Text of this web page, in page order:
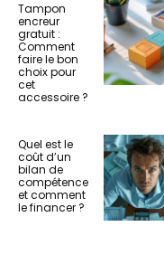
Tampon
encreur
gratuit :
Comment
faire le bon
choix pour
cet
accessoire ?
Quel est le
coût d’un
bilan de
compétence
et comment
le financer ?